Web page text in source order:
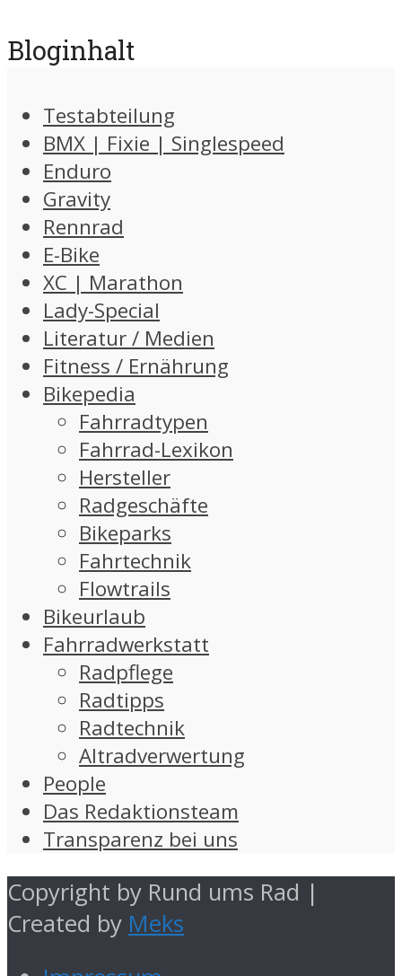
Bloginhalt
Testabteilung
BMX | Fixie | Singlespeed
Enduro
Gravity
Rennrad
E-Bike
XC | Marathon
Lady-Special
Literatur / Medien
Fitness / Ernährung
Bikepedia
Fahrradtypen
Fahrrad-Lexikon
Hersteller
Radgeschäfte
Bikeparks
Fahrtechnik
Flowtrails
Bikeurlaub
Fahrradwerkstatt
Radpflege
Radtipps
Radtechnik
Altradverwertung
People
Das Redaktionsteam
Transparenz bei uns
Copyright by Rund ums Rad |
Created by Meks